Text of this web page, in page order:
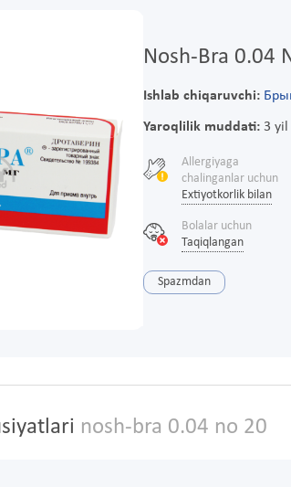
Nosh-Bra 0.04
Ishlab chiqaruvchi:
Yaroqlilik muddati:3 yil
Allergiyaga
chalinganlar uchun
Extiyotkorlik bilan
Bolalar uchun
Taqiqlangan
Spazmdan
nosh-bra 0.04 no 20